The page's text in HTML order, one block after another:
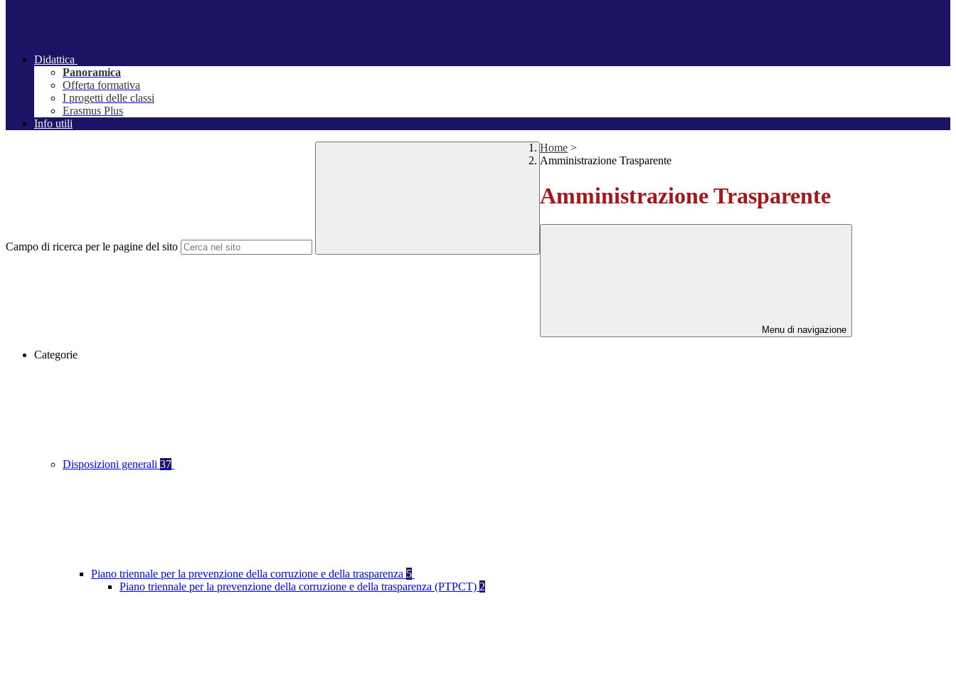
Didattica
Panoramica
Offerta formativa
I progetti delle classi
Erasmus Plus
Info utili
Campo di ricerca per le pagine del sito
Home >
Amministrazione Trasparente
Amministrazione Trasparente
Menu di navigazione
Categorie
Disposizioni generali 37
Piano triennale per la prevenzione della corruzione e della trasparenza 5
Piano triennale per la prevenzione della corruzione e della trasparenza (PTPCT) 2